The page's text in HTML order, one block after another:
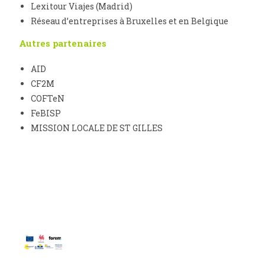
Lexitour Viajes (Madrid)
Réseau d’entreprises à Bruxelles et en Belgique
Autres partenaires
AID
CF2M
COFTeN
FeBISP
MISSION LOCALE DE ST GILLES